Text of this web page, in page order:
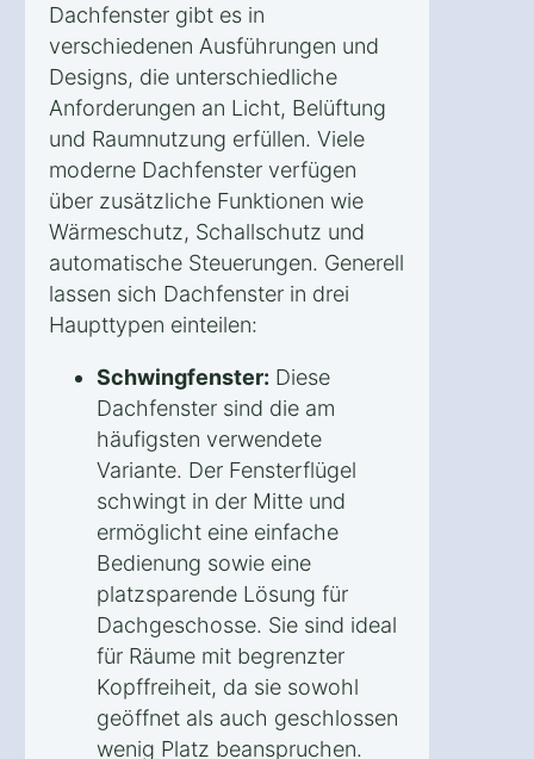
Dachfenster gibt es in
verschiedenen Ausführungen und
Designs, die unterschiedliche
Anforderungen an Licht, Belüftung
und Raumnutzung erfüllen. Viele
moderne Dachfenster verfügen
über zusätzliche Funktionen wie
Wärmeschutz, Schallschutz und
automatische Steuerungen. Generell
lassen sich Dachfenster in drei
Haupttypen einteilen:
Schwingfenster: Diese
Dachfenster sind die am
häufigsten verwendete
Variante. Der Fensterflügel
schwingt in der Mitte und
ermöglicht eine einfache
Bedienung sowie eine
platzsparende Lösung für
Dachgeschosse. Sie sind ideal
für Räume mit begrenzter
Kopffreiheit, da sie sowohl
geöffnet als auch geschlossen
wenig Platz beanspruchen.